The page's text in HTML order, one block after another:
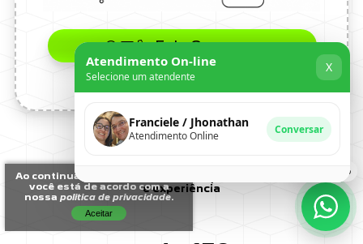
Fale Conosco
e experiência
Atendimento On-line
Selecione um atendente
X
Franciele / Jhonathan
Atendimento Online Conversar
Ao continuar a navegar no site,
você está de acordo com a
nossa politica de privacidade.
Aceitar